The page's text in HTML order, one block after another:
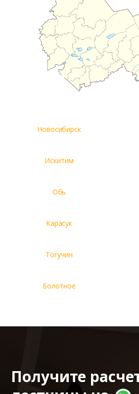
Новосибирск
Искитим
Обь
Карасук
Тогучин
Болотное
Получите